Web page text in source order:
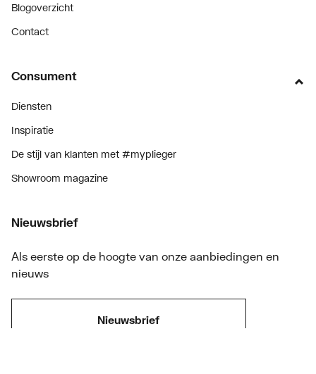
Blogoverzicht
Contact
Consument
Diensten
Inspiratie
De stijl van klanten met #myplieger
Showroom magazine
Nieuwsbrief
Als eerste op de hoogte van onze aanbiedingen en
nieuws
Nieuwsbrief